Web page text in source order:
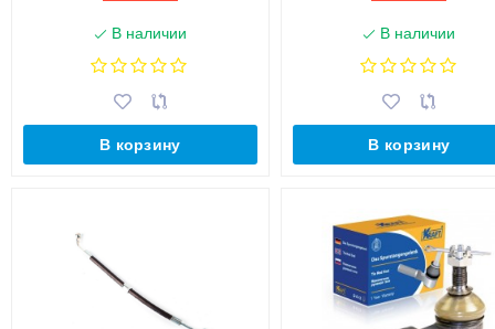
В наличии
В корзину
В наличии
В корзину